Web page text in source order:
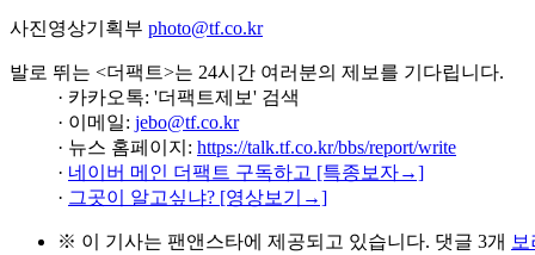
사진영상기획부 photo@tf.co.kr
발로 뛰는 <더팩트>는 24시간 여러분의 제보를 기다립니다.
· 카카오톡: '더팩트제보' 검색
· 이메일: jebo@tf.co.kr
· 뉴스 홈페이지: https://talk.tf.co.kr/bbs/report/write
· 네이버 메인 더팩트 구독하고 [특종보자→]
· 그곳이 알고싶냐? [영상보기→]
※ 이 기사는 팬앤스타에 제공되고 있습니다. 댓글 3개